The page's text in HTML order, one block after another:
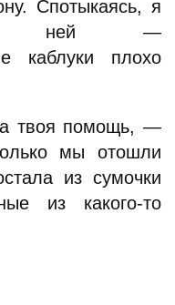
Спотыкаясь, я
за ней —
каблуки плохо
твоя помощь, —
мы отошли
из сумочки
из какого-то